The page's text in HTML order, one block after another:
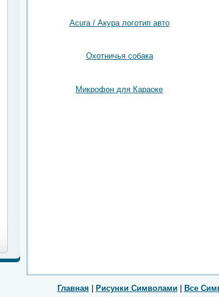
Acura / Акура логотип авто
Охотничья собака
Микрофон для Караоке
Главная Рисунки Символами Все